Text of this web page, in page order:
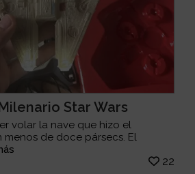
Star Wars
volar la nave que hizo el
menos de doce pársecs. El
22